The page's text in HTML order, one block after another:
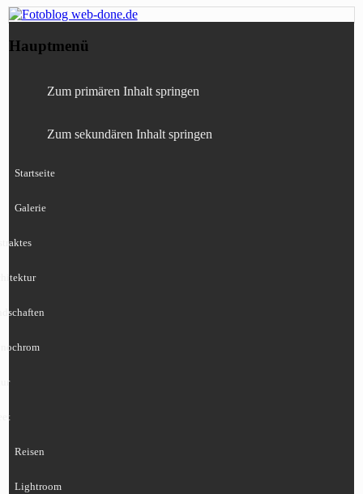
Fotoblog web-done.de
Canon, Nikon, Sony
Hauptmenü
Zum primären Inhalt springen
Zum sekundären Inhalt springen
Startseite
Galerie
Reisen
Lightroom